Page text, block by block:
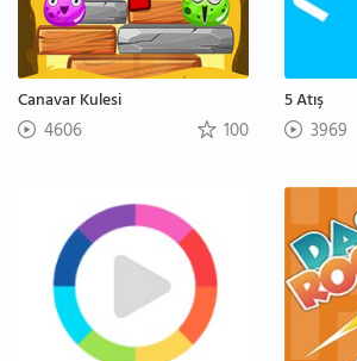
Canavar Kulesi
4606 100
5 Atış
3969